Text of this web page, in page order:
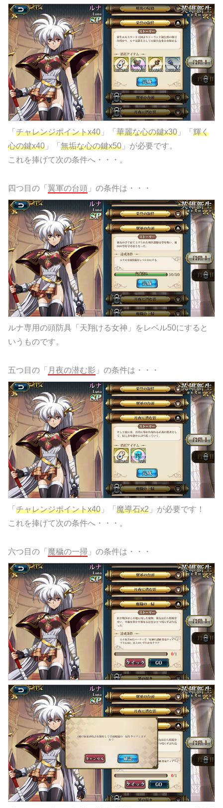
「 チャレンジポイントx40 」「 華麗な心の鍵x30 」「 輝く
心の鍵x40 」「 無垢な心の鍵x50 」が必要です。
これを捧げて次の条件へ・・・。
四つ目の「 翼軍の台頭 」の条件は・・・
ルナ専用の頭防具「天翔ける女神」をレベル50にすると
いうものです。
五つ目の「 月夜の潜む影 」の条件は・・・
「 チャレンジポイントx40 」「 魔導石x2 」が必要です！
これを捧げて次の条件へ・・・。
六つ目の「 魔穢の一掃 」の条件は・・・